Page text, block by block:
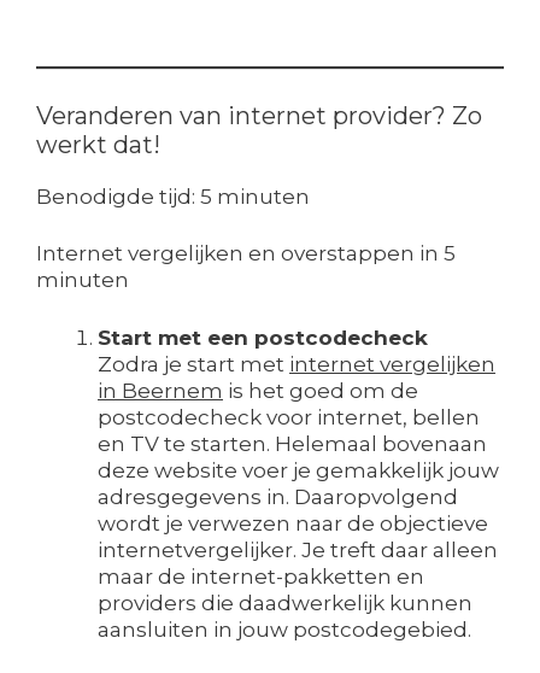
Veranderen van internet provider? Zo
werkt dat!
Benodigde tijd: 5 minuten
Internet vergelijken en overstappen in 5
minuten
Start met een postcodecheck
Zodra je start met internet vergelijken
in Beernem is het goed om de
postcodecheck voor internet, bellen
en TV te starten. Helemaal bovenaan
deze website voer je gemakkelijk jouw
adresgegevens in. Daaropvolgend
wordt je verwezen naar de objectieve
internetvergelijker. Je treft daar alleen
maar de internet-pakketten en
providers die daadwerkelijk kunnen
aansluiten in jouw postcodegebied.